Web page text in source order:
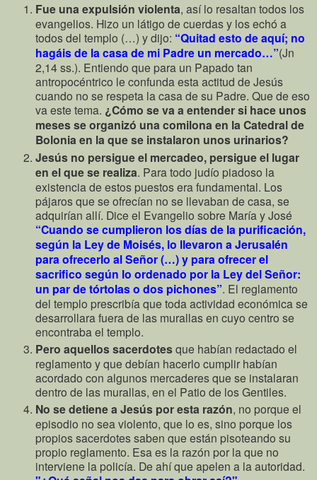
Fue una expulsión violenta, así lo resaltan todos los
evangelios. Hizo un látigo de cuerdas y los echó a
todos del templo (…) y dijo: “Quitad esto de aquí; no
hagáis de la casa de mi Padre un mercado…”(Jn
2,14 ss.). Entiendo que para un Papado tan
antropocéntrico le confunda esta actitud de Jesús
cuando no se respeta la casa de su Padre. Que de eso
va este tema. ¿Cómo se va a entender si hace unos
meses se organizó una comilona en la Catedral de
Bolonia en la que se instalaron unos urinarios?
Jesús no persigue el mercadeo, persigue el lugar
en el que se realiza. Para todo judío piadoso la
existencia de estos puestos era fundamental. Los
pájaros que se ofrecían no se llevaban de casa, se
adquirían allí. Dice el Evangelio sobre María y José
“Cuando se cumplieron los días de la purificación,
según la Ley de Moisés, lo llevaron a Jerusalén
para ofrecerlo al Señor (…) y para ofrecer el
sacrifico según lo ordenado por la Ley del Señor:
un par de tórtolas o dos pichones”. El reglamento
del templo prescribía que toda actividad económica se
desarrollara fuera de las murallas en cuyo centro se
encontraba el templo.
Pero aquellos sacerdotesque habían redactado el
reglamento y que debían hacerlo cumplir habían
acordado con algunos mercaderes que se instalaran
dentro de las murallas, en el Patio de los Gentiles.
No se detiene a Jesús por esta razón, no porque el
episodio no sea violento, que lo es, sino porque los
propios sacerdotes saben que están pisoteando su
propio reglamento. Esa es la razón por la que no
interviene la policía. De ahí que apelen a la autoridad.